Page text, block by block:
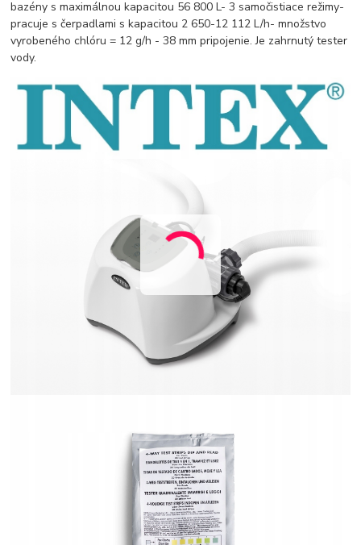
bazény s maximálnou kapacitou 56 800 L- 3 samočistiace režimy-
pracuje s čerpadlami s kapacitou 2 650-12 112 L/h- množstvo
vyrobeného chlóru = 12 g/h - 38 mm pripojenie. Je zahrnutý tester
vody.